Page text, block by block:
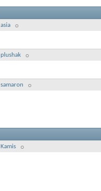
asia
plushak
samaron
Kamis